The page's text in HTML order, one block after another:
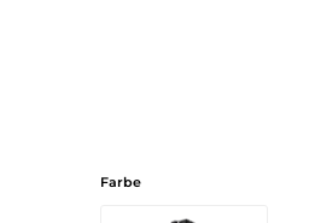
Farbe